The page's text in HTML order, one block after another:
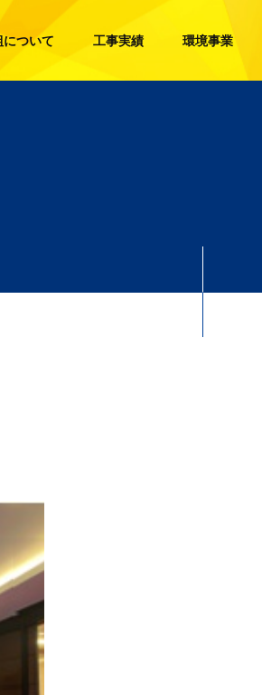
ついて 工事実績 環境事業